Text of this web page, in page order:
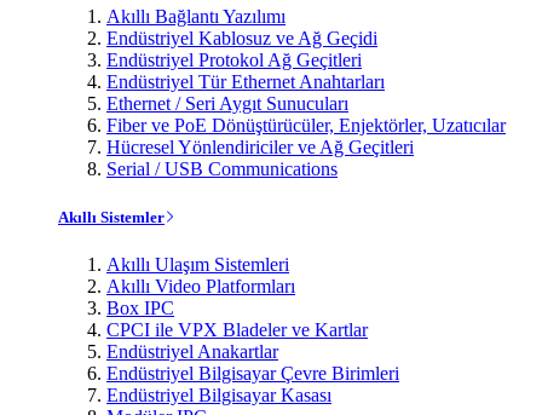
Akıllı Bağlantı Yazılımı
Endüstriyel Kablosuz ve Ağ Geçidi
Endüstriyel Protokol Ağ Geçitleri
Endüstriyel Tür Ethernet Anahtarları
Ethernet / Seri Aygıt Sunucuları
Fiber ve PoE Dönüştürücüler, Enjektörler, Uzatıcılar
Hücresel Yönlendiriciler ve Ağ Geçitleri
Serial / USB Communications
Akıllı Sistemler
Akıllı Ulaşım Sistemleri
Akıllı Video Platformları
Box IPC
CPCI ile VPX Bladeler ve Kartlar
Endüstriyel Anakartlar
Endüstriyel Bilgisayar Çevre Birimleri
Endüstriyel Bilgisayar Kasası